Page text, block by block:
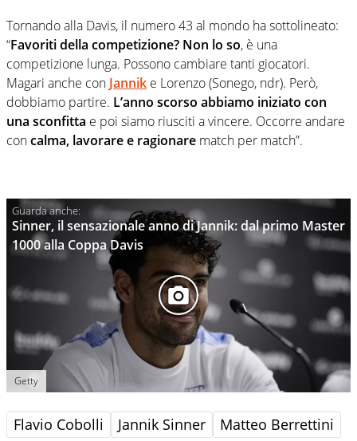
Tornando alla Davis, il numero 43 al mondo ha sottolineato:
“Favoriti della competizione? Non lo so, è una
competizione lunga. Possono cambiare tanti giocatori.
Magari anche con Jannik e Lorenzo (Sonego, ndr). Però,
dobbiamo partire. L’anno scorso abbiamo iniziato con
una sconfitta e poi siamo riusciti a vincere. Occorre andare
concalma, lavorare e ragionare match per match”.
Sinner, il sensazionale anno di Jannik: dal primo Master
1000 alla Coppa Davis
Getty
Flavio Cobolli Jannik Sinner Matteo Berrettini